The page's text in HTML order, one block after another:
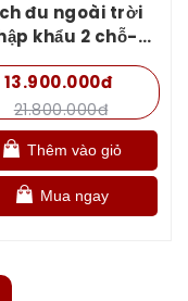
đu ngoài trời
khẩu 2 chỗ-
MĐ-02
13.900.000đ
21.800.000đ
Thêm vào giỏ
Mua ngay